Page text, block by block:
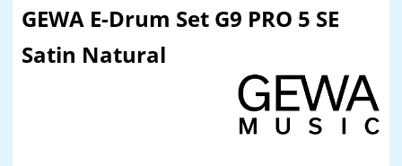
GEWA E-Drum Set G9 PRO 5 SE
Satin Natural